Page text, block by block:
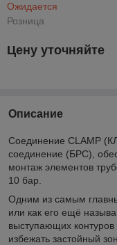
Ожидается
Розница
Цену уточняйте
Описание
Соединение CLAMP
соединение (БРС),
монтаж элементов
10 бар.
Одним из самым
или как его ещё
выступающих контуров
избежать застойный